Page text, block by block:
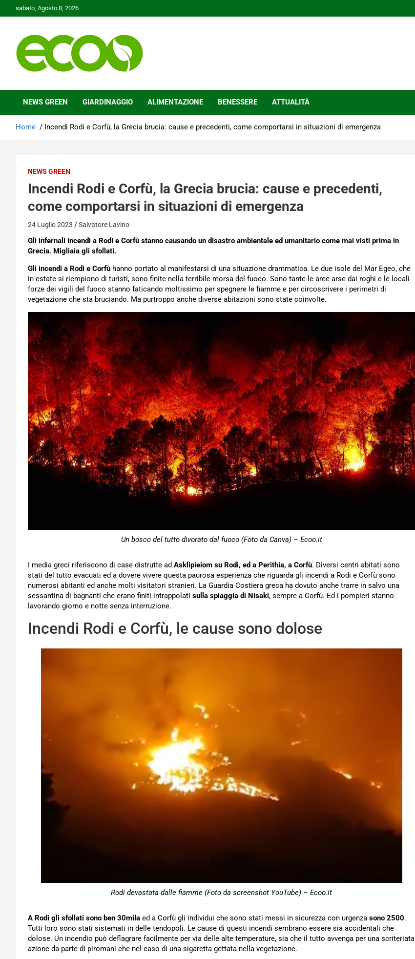
to
sabato, Agosto 8, 2026
Ecoo.it
NEWS GREEN GIARDINAGGIO ALIMENTAZIONE BENESSERE ATTUALITÀ
Home Incendi Rodi e Corfù, la Grecia brucia: cause e precedenti, come comportarsi in situazioni di emergenza
NEWS GREEN
Incendi Rodi e Corfù, la Grecia brucia: cause e precedenti,
come comportarsi in situazioni di emergenza
24 Luglio 2023 Salvatore Lavino
Gli infernali incendi a Rodi e Corfù stanno causando un disastro ambientale ed umanitario come mai visti prima in
Grecia. Migliaia gli sfollati.
Gli incendi a Rodi e Corfù hanno portato al manifestarsi di una situazione drammatica. Le due isole del Mar Egeo, che
in estate si riempiono di turisti, sono finite nella terribile morsa del fuoco. Sono tante le aree arse dai roghi e le locali
forze dei vigili del fuoco stanno faticando moltissimo per spegnere le fiamme e per circoscrivere i perimetri di
vegetazione che sta bruciando. Ma purtroppo anche diverse abitazioni sono state coinvolte.
Un bosco del tutto divorato dal fuoco (Foto da Canva) – Ecoo.it
I media greci riferiscono di case distrutte ad Asklipieiom su Rodi, ed a Perithia, a Corfù. Diversi centri abitati sono
stati del tutto evacuati ed a dovere vivere questa paurosa esperienza che riguarda gli incendi a Rodi e Corfù sono
numerosi abitanti ed anche molti visitatori stranieri. La Guardia Costiera greca ha dovuto anche trarre in salvo una
sessantina di bagnanti che erano finiti intrappolati sulla spiaggia di Nisaki, sempre a Corfù. Ed i pompieri stanno
lavorando giorno e notte senza interruzione.
Incendi Rodi e Corfù, le cause sono dolose
Rodi devastata dalle fiamme (Foto da screenshot YouTube) – Ecoo.it
A Rodi gli sfollati sono ben 30mila ed a Corfù gli individui che sono stati messi in sicurezza con urgenza sono 2500.
Tutti loro sono stati sistemati in delle tendopoli. Le cause di questi incendi sembrano essere sia accidentali che
dolose. Un incendio può deflagrare facilmente per via delle alte temperature, sia che il tutto avvenga per una scriteriata
azione da parte di piromani che nel caso di una sigaretta gettata nella vegetazione.